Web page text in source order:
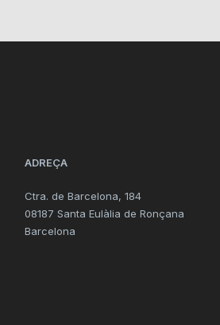
ADREÇA
Ctra. de Barcelona, 184
08187 Santa Eulàlia de Ronçana
Barcelona